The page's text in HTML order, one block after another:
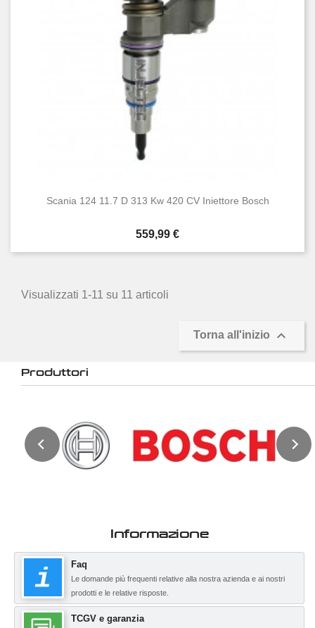
Scania 124 11.7 D 313 Kw 420 CV Iniettore Bosch
Prezzo
559,99 €
Visualizzati 1-11 su 11 articoli
Torna all'inizio 
Produttori
Informazione
Faq
Le domande più frequenti relative alla nostra azienda e ai nostri
prodotti e le relative risposte.
TCGV e garanzia